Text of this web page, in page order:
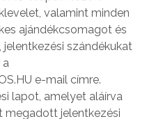
valamint minden
ajándékcsomagot és
szándékukat
a
e-mail címre.
lapot, amelyet aláírva
megadott jelentkezési